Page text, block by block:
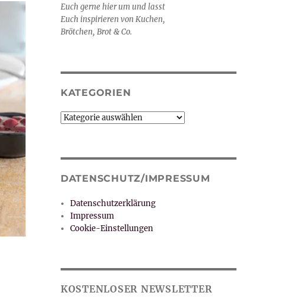
Euch gerne hier um und lasst
Euch inspirieren von Kuchen,
Brötchen, Brot & Co.
KATEGORIEN
Kategorien
DATENSCHUTZ/IMPRESSUM
Datenschutzerklärung
Impressum
Cookie-Einstellungen